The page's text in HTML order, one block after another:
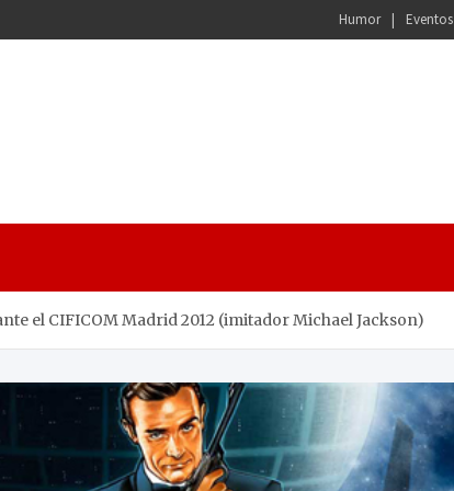
Humor Eventos
el CIFICOM Madrid 2012 (imitador Michael Jackson)